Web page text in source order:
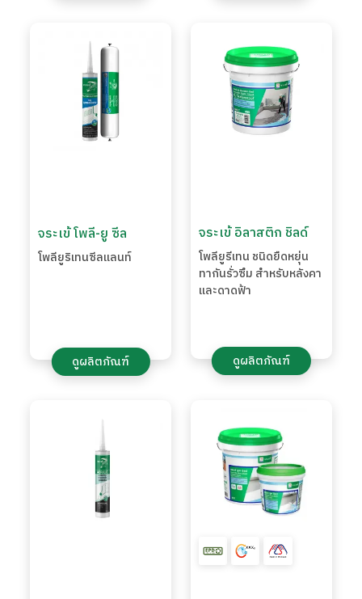
จระเข้ โพลี-ยู ซีล
โพลียูริเทนซีลแลนท์
ดูผลิตภัณฑ์
จระเข้ อิลาสติก ชิลด์
โพลียูรีเทน ชนิดยืดหยุ่น
ทากันรั่วซึม สำหรับหลังคา
และดาดฟ้า
ดูผลิตภัณฑ์